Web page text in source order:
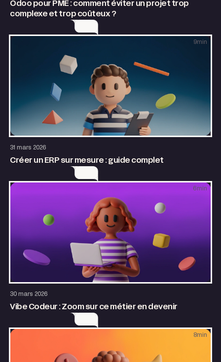
Odoo pour PME : comment éviter un projet trop
complexe et trop coûteux ?
31 mars 2026
Créer un ERP sur mesure : guide complet
9 min
30 mars 2026
Vibe Codeur : Zoom sur ce métier en devenir
6 min
8 min